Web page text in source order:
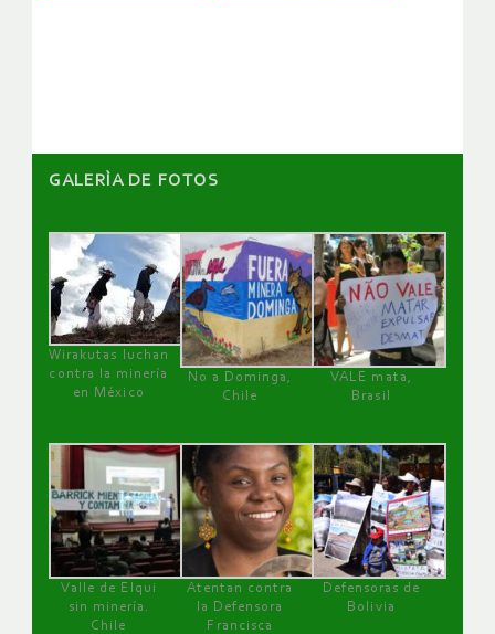
GALERÌA DE FOTOS
Wirakutas luchan
contra la minería
en México
No a Dominga,
Chile
VALE mata,
Brasil
Valle de Elqui
sin minería.
Chile
Atentan contra
la Defensora
Francisca
Defensoras de
Bolivia